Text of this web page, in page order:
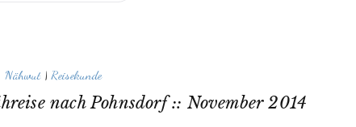
Nähwut | Reisekunde
nach Pohnsdorf :: November 2014